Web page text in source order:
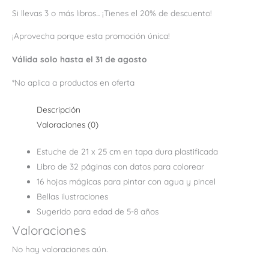
Si llevas 3 o más libros... ¡Tienes el 20% de descuento!
¡Aprovecha porque esta promoción única!
Válida solo hasta el 31 de agosto
*No aplica a productos en oferta
Descripción
Valoraciones (0)
Estuche de 21 x 25 cm en tapa dura plastificada
Libro de 32 páginas con datos para colorear
16 hojas mágicas para pintar con agua y pincel
Bellas ilustraciones
Sugerido para edad de 5-8 años
Valoraciones
No hay valoraciones aún.